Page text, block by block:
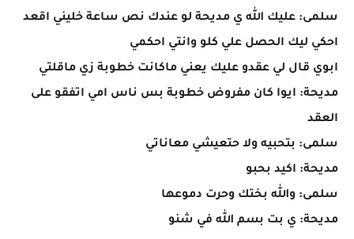
سلمى: عليك الله ي مديحة لو عندك نص ساعة خليني اقعد
احكي ليك الحصل علي كلو وانتي احكمي
ابوي قال لي عقدو عليك يعني ماكانت خطوبة زي ماقلتي
مديحة: ايوا كان مفروض خطوبة بس ناس امي اتفقو على
العقد
سلمى: بتحبيه ولا حتعيشي معاناتي
مديحة: اكيد بحبو
سلمى: والله بختك وحرت دموعها
مديحة: ي بت بسم الله في شنو